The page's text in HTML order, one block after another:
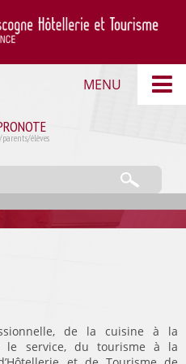
MENU
du CDI
intérieur du lycée
du conseil d’administration
– Actes administratifs
parents/élèves
de la cuisine à la
le service, du tourisme à la